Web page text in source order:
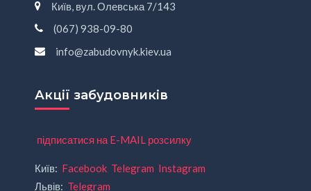
Київ, вул. Олевська 7/143
(067) 938-09-80
info@zabudovnyk.kiev.ua
Акції забудовників
підписатися на E-MAIL розсилку
Київ: Facebook Telegram Instagram
Львів: Telegram